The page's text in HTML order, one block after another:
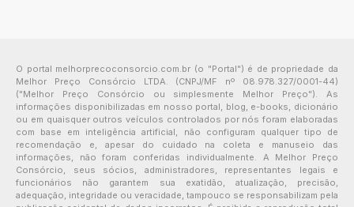
O portal melhorprecoconsorcio.com.br (o "Portal") é de propriedade da
Melhor Preço Consórcio LTDA. (CNPJ/MF nº 08.978.327/0001-44)
("Melhor Preço Consórcio ou simplesmente Melhor Preço"). As
informações disponibilizadas em nosso portal, blog, e-books, dicionário
ou em quaisquer outros veículos controlados por nós foram elaboradas
com base em inteligência artificial, não configuram qualquer tipo de
recomendação e, apesar do cuidado na coleta e manuseio das
informações, não foram conferidas individualmente. A Melhor Preço
Consórcio, seus sócios, administradores, representantes legais e
funcionários não garantem sua exatidão, atualização, precisão,
adequação, integridade ou veracidade, tampouco se responsabilizam pela